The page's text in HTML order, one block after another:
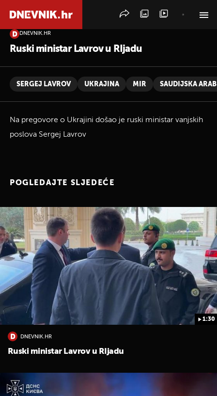
DNEVNIK.HR
Ruski ministar Lavrov u RIjadu
SERGEJ LAVROV UKRAJINA MIR SAUDIJSKA
Na pregovore o Ukrajini došao je ruski ministar vanjskih
poslova Sergej Lavrov
POGLEDAJTE SLJEDEĆE
1:30
DNEVNIK.HR
Ruski ministar Lavrov u RIjadu
PRETRAŽITE VIJESTI